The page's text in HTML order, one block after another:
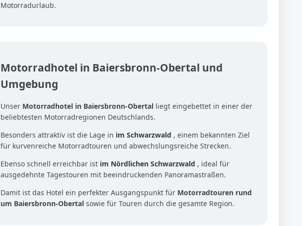
Motorradurlaub.
Motorradhotel in Baiersbronn-Obertal und
Umgebung
Unser Motorradhotel in Baiersbronn-Obertal liegt eingebettet in einer der
beliebtesten Motorradregionen Deutschlands.
Besonders attraktiv ist die Lage in im Schwarzwald , einem bekannten Ziel
für kurvenreiche Motorradtouren und abwechslungsreiche Strecken.
Ebenso schnell erreichbar ist im Nördlichen Schwarzwald , ideal für
ausgedehnte Tagestouren mit beeindruckenden Panoramastraßen.
Damit ist das Hotel ein perfekter Ausgangspunkt für Motorradtouren rund
um Baiersbronn-Obertal sowie für Touren durch die gesamte Region.